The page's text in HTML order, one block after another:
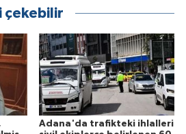
çekebilir
Adana'da trafikteki ihlalleri